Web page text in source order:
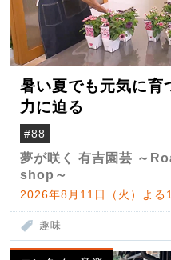
暑い夏でも元気に育
力に迫る
#88
夢が咲く 有吉園芸 ～
shop～
2026年8月11日（火）よ
趣味